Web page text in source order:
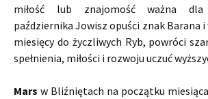
miłość lub znajomość ważna dla
października Jowisz opuści znak Barana
miesięcy do życzliwych Ryb, powróci
spełnienia, miłości i rozwoju uczuć
Mars w Bliźniętach na początku